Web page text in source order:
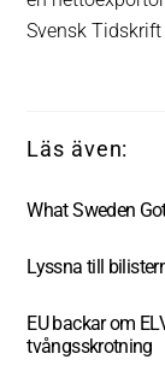
Svensk Tidskrift
What Sweden
Lyssna till
EU backar om
tvångsskrotning